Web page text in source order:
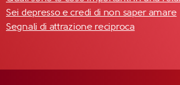
Sei depresso e credi di non saper amare
Segnali di attrazione reciproca